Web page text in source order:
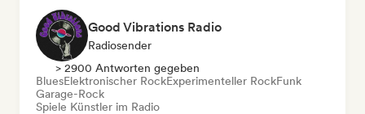
Good Vibrations Radio
Radiosender
> 2900 Antworten gegeben
BluesElektronischer RockExperimenteller RockFunk
Garage-Rock
Spiele Künstler im Radio